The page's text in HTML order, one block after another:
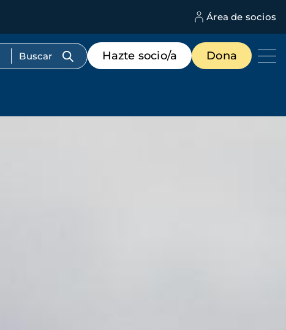
Área de socios
Menú
de
destacados
Hazte socio/a Dona